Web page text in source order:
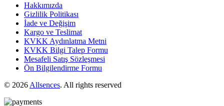
Hakkımızda
Gizlilik Politikası
İade ve Değişim
Kargo ve Teslimat
KVKK Aydınlatma Metni
KVKK Bilgi Talep Formu
Mesafeli Satış Sözleşmesi
Ön Bilgilendirme Formu
© 2026 Allsences. All rights reserved